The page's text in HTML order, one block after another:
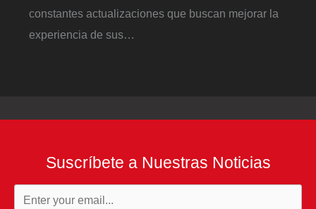
constantes actualizaciones que buscan mejorar la
experiencia de sus…
Suscríbete a Nuestras Noticias